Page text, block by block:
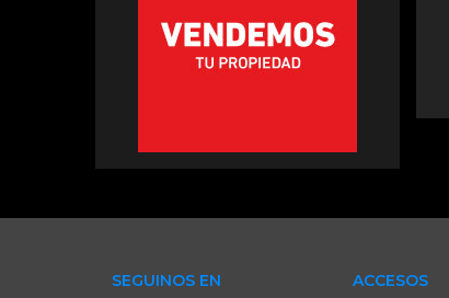
SEGUINOS EN ACCESOS